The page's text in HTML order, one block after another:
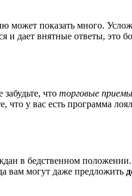
показать много.
и дает внятные ответы, это
что торговые приемы
у вас есть программа
в бедственном
вам могут даже предложить